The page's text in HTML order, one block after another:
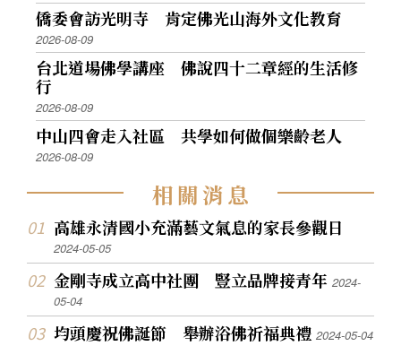
僑委會訪光明寺 肯定佛光山海外文化教育
2026-08-09
台北道場佛學講座 佛說四十二章經的生活修
行
2026-08-09
中山四會走入社區 共學如何做個樂齡老人
2026-08-09
相關消息
高雄永清國小充滿藝文氣息的家長參觀日
2024-05-05
金剛寺成立高中社團 豎立品牌接青年2024-
05-04
均頭慶祝佛誕節 舉辦浴佛祈福典禮2024-05-04